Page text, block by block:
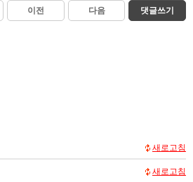
이전 다음 댓글쓰기
새로고침
새로고침